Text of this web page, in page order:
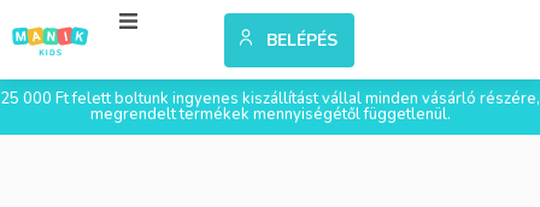
BELÉPÉS
25 000 Ft felett boltunk ingyenes kiszállítást vállal minden vásárló részére,
megrendelt termékek mennyiségétől függetlenül.